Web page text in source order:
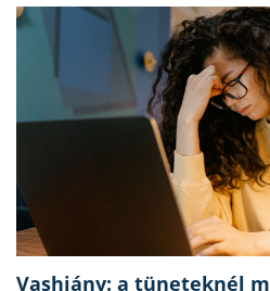
Vashiány: a tüneteknél